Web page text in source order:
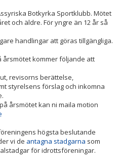
Botkyrka Sportklubb. Mötet
och äldre. För yngre än 12 år så
handlingar att göras tillgängliga.
årsmötet kommer följande att
revisorns berättelse,
styrelsens förslag och inkomna
årsmötet kan ni maila motion
högsta beslutande
vi de antagna stadgarna som
för idrottsföreningar.